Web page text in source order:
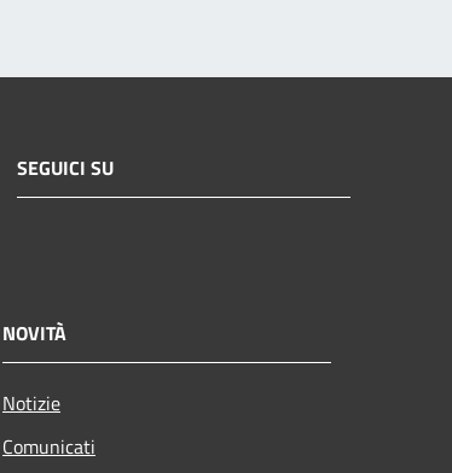
SEGUICI SU
NOVITÀ
Notizie
Comunicati